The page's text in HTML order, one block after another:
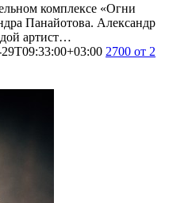
комплексе «Огни
Панайотова. Александр
артист…
2700 от 2